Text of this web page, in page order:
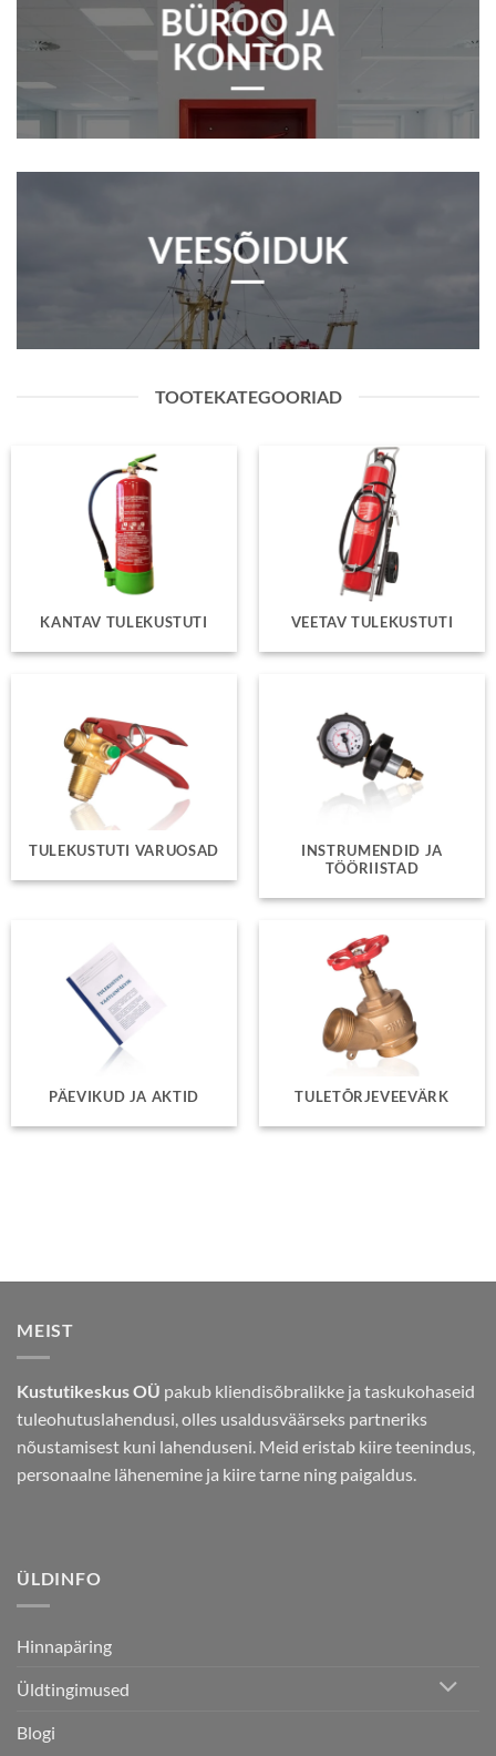
BÜROO JA
KONTOR
VEESÕIDUK
TOOTEKATEGOORIAD
KANTAV TULEKUSTUTI VEETAV TULEKUSTUTI
TULEKUSTUTI VARUOSAD
INSTRUMENDID JA
TÖÖRIISTAD
PÄEVIKUD JA AKTID TULETÕRJEVEEVÄRK
MEIST
Kustutikeskus OÜ pakub kliendisõbralikke ja taskukohaseid
tuleohutuslahendusi, olles usaldusväärseks partneriks
nõustamisest kuni lahenduseni. Meid eristab kiire teenindus,
personaalne lähenemine ja kiire tarne ning paigaldus.
ÜLDINFO
Hinnapäring
Üldtingimused
Blogi